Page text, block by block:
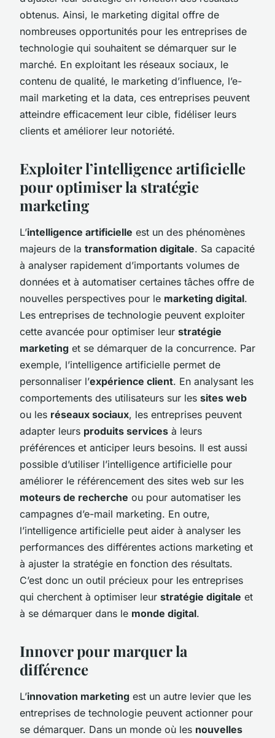
obtenus. Ainsi, le marketing digital offre de
nombreuses opportunités pour les entreprises de
technologie qui souhaitent se démarquer sur le
marché. En exploitant les réseaux sociaux, le
contenu de qualité, le marketing d’influence, l’e-
mail marketing et la data, ces entreprises peuvent
atteindre efficacement leur cible, fidéliser leurs
clients et améliorer leur notoriété.
Exploiter l’intelligence artificielle
pour optimiser la stratégie
marketing
L’intelligence artificielle est un des phénomènes
majeurs de la transformation digitale. Sa capacité
à analyser rapidement d’importants volumes de
données et à automatiser certaines tâches offre de
nouvelles perspectives pour le marketing digital.
Les entreprises de technologie peuvent exploiter
cette avancée pour optimiser leur stratégie
marketing et se démarquer de la concurrence. Par
exemple, l’intelligence artificielle permet de
personnaliser l’expérience client. En analysant les
comportements des utilisateurs sur les sites web
ou les réseaux sociaux, les entreprises peuvent
adapter leurs produits services à leurs
préférences et anticiper leurs besoins. Il est aussi
possible d’utiliser l’intelligence artificielle pour
améliorer le référencement des sites web sur les
moteurs de recherche ou pour automatiser les
campagnes d’e-mail marketing. En outre,
l’intelligence artificielle peut aider à analyser les
performances des différentes actions marketing et
à ajuster la stratégie en fonction des résultats.
C’est donc un outil précieux pour les entreprises
qui cherchent à optimiser leur stratégie digitale et
à se démarquer dans le monde digital.
Innover pour marquer la
différence
L’innovation marketing est un autre levier que les
entreprises de technologie peuvent actionner pour
se démarquer. Dans un monde où les nouvelles